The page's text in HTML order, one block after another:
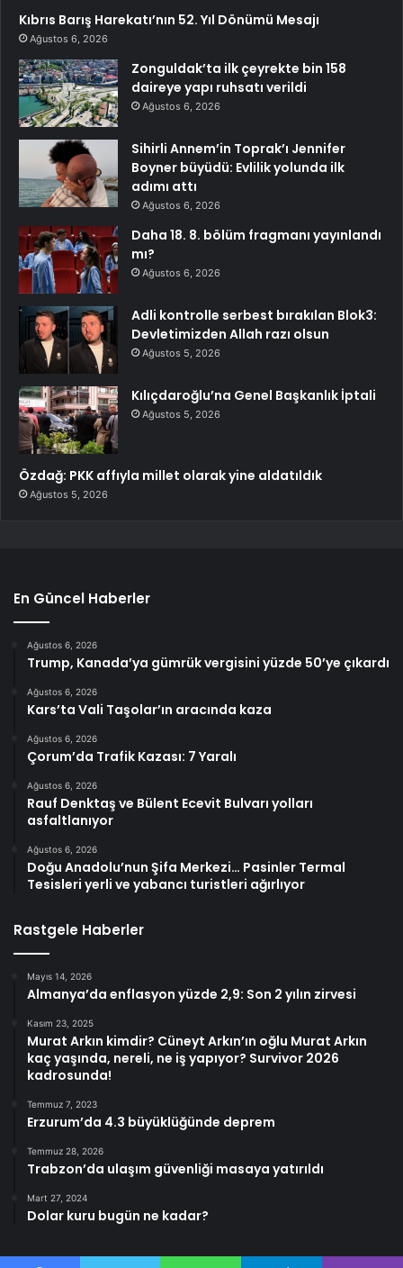
Kıbrıs Barış Harekatı’nın 52. Yıl Dönümü Mesajı
Ağustos 6, 2026
Zonguldak’ta ilk çeyrekte bin 158
daireye yapı ruhsatı verildi
Ağustos 6, 2026
Sihirli Annem’in Toprak’ı Jennifer
Boyner büyüdü: Evlilik yolunda ilk
adımı attı
Ağustos 6, 2026
Daha 18. 8. bölüm fragmanı yayınlandı
mı?
Ağustos 6, 2026
Adli kontrolle serbest bırakılan Blok3:
Devletimizden Allah razı olsun
Ağustos 5, 2026
Kılıçdaroğlu’na Genel Başkanlık İptali
Ağustos 5, 2026
Özdağ: PKK affıyla millet olarak yine aldatıldık
Ağustos 5, 2026
En Güncel Haberler
Ağustos 6, 2026
Trump, Kanada’ya gümrük vergisini yüzde 50’ye çıkardı
Ağustos 6, 2026
Kars’ta Vali Taşolar’ın aracında kaza
Ağustos 6, 2026
Çorum’da Trafik Kazası: 7 Yaralı
Ağustos 6, 2026
Rauf Denktaş ve Bülent Ecevit Bulvarı yolları
asfaltlanıyor
Ağustos 6, 2026
Doğu Anadolu’nun Şifa Merkezi… Pasinler Termal
Tesisleri yerli ve yabancı turistleri ağırlıyor
Rastgele Haberler
Mayıs 14, 2026
Almanya’da enflasyon yüzde 2,9: Son 2 yılın zirvesi
Kasım 23, 2025
Murat Arkın kimdir? Cüneyt Arkın’ın oğlu Murat Arkın
kaç yaşında, nereli, ne iş yapıyor? Survivor 2026
kadrosunda!
Temmuz 7, 2023
Erzurum’da 4.3 büyüklüğünde deprem
Temmuz 28, 2026
Trabzon’da ulaşım güvenliği masaya yatırıldı
Mart 27, 2024
Dolar kuru bugün ne kadar?